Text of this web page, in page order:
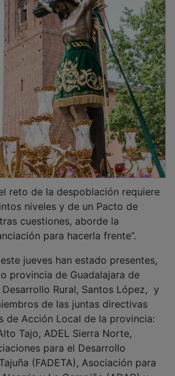
niveles y de un Pacto de
cuestiones, aborde la
para hacerla frente”.
provincia de Guadalajara de
Rural, Santos López, y
de las juntas directivas
de Acción Local de la provincia:
Tajo, ADEL Sierra Norte,
para el Desarrollo
(FADETA), Asociación para
y La Campiña (ADAC) y